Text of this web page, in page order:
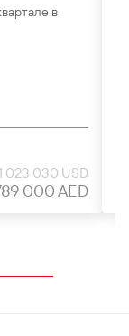
в
023 030 USD
000 AED